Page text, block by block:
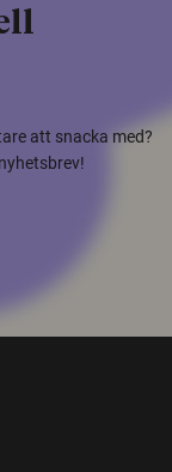
att snacka med?